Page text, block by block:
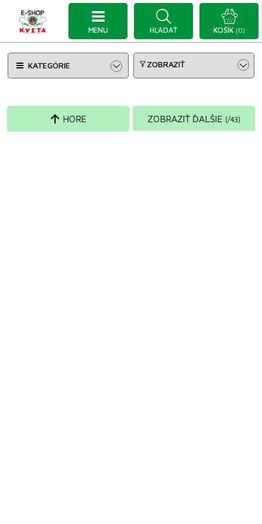
MENU HĽADAŤ KOŠÍK (0)
KATEGÓRIE ZOBRAZIŤ
ZOBRAZIŤ ĎALŠIE (/43)
HORE